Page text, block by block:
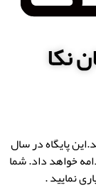
نکا
پایگاه در سال
خواهد داد. شما
نمایید .